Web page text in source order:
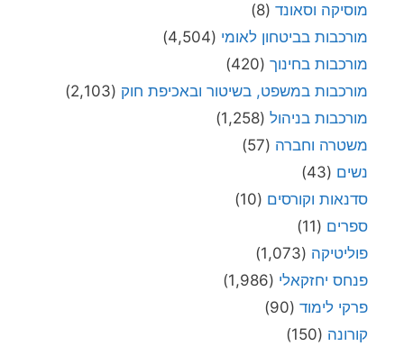
מוסיקה וסאונד (8)
מורכבות בביטחון לאומי (4,504)
מורכבות בחינוך (420)
מורכבות במשפט, בשיטור ובאכיפת חוק (2,103)
מורכבות בניהול (1,258)
משטרה וחברה (57)
נשים (43)
סדנאות וקורסים (10)
ספרים (11)
פוליטיקה (1,073)
פנחס יחזקאלי (1,986)
פרקי לימוד (90)
קורונה (150)